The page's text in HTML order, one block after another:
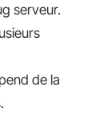
serveur.
de la